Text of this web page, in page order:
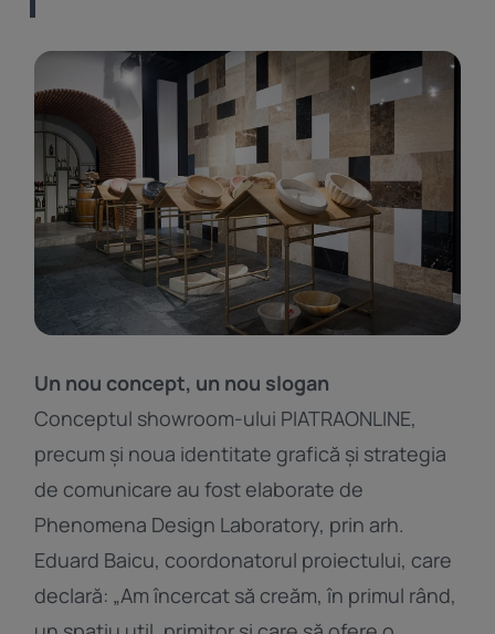
Un nou concept, un nou slogan
Conceptul showroom-ului PIATRAONLINE,
precum și noua identitate grafică și strategia
de comunicare au fost elaborate de
Phenomena Design Laboratory, prin arh.
Eduard Baicu, coordonatorul proiectului, care
declară: „Am încercat să creăm, în primul rând,